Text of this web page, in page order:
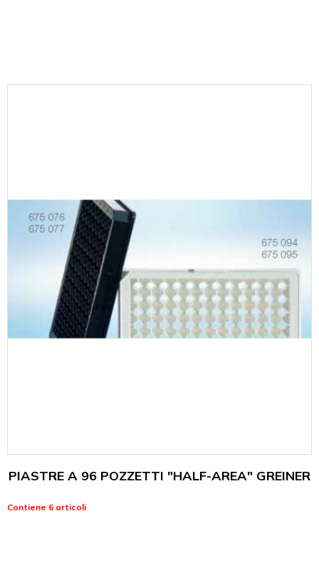
PIASTRE A 96 POZZETTI "HALF-AREA" GREINER
Contiene 6 articoli